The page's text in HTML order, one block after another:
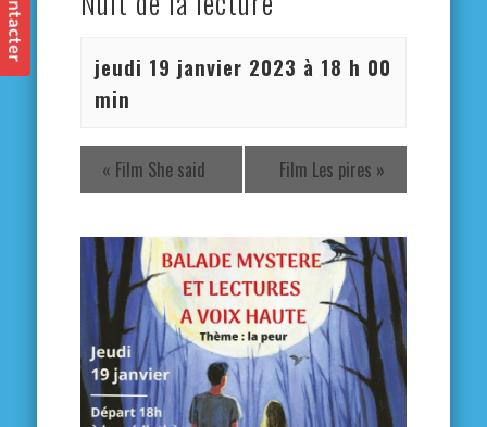
jeudi 19 janvier 2023 à 18 h 00
min
« Film She said Film Les pires »